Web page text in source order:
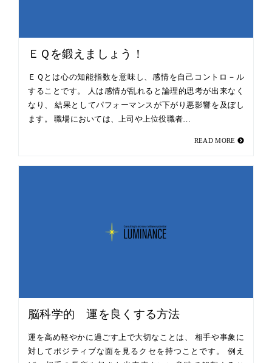
ＥＱを鍛えましょう！
ＥＱとは心の知能指数を意味し、感情を自己コントロ－ル
することです。 人は感情が乱れると論理的思考が出来なく
なり、 結果としてパフォーマンスが下がり悪影響を及ぼし
ます。 職場においては、上司や上位役職者…
READ MORE
脳科学的 運を良くする方法
運を高め軽やかに過ごす上で大切なことは、 相手や事象に
対してポジティブな面を見るクセを持つことです。 例え